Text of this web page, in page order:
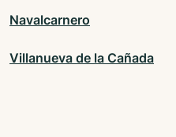
Navalcarnero
Villanueva de la Cañada